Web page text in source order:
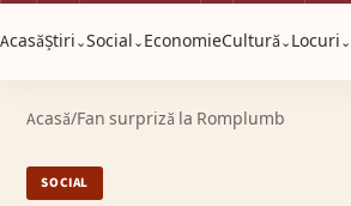
AcasăȘtiri ⌄Social ⌄ EconomieCultură ⌄ Locuri ⌄
Acasă/Fan surpriză la Romplumb
SOCIAL